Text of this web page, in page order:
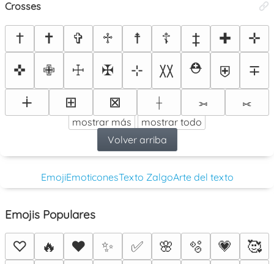
Crosses
† ✝ ✞ ♱ ☨ ☦ ‡ ✚
✛
✜
✙ ☩ ✠ ⊹ 〷 ⛑ ⛨
∓
∔
⊞ ⊠ ⟊ ⟕ ⟖
mostrar más
mostrar todo
Volver arriba
EmojiEmoticonesTexto ZalgoArte del texto
Emojis Populares
♡ 🔥 ❤️ ✨ ✅ 🌸 🫧 💗
🥰